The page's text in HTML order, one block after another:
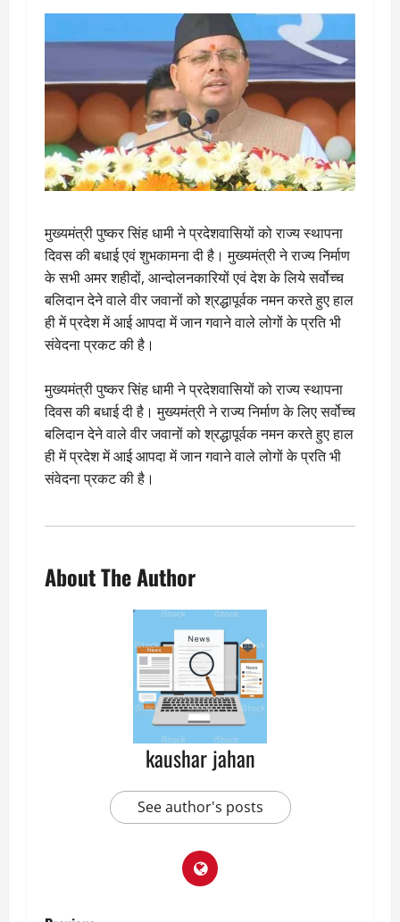
मुख्यमंत्री पुष्कर सिंह धामी ने प्रदेशवासियों को राज्य स्थापना
दिवस की बधाई एवं शुभकामना दी है। मुख्यमंत्री ने राज्य निर्माण
के सभी अमर शहीदों, आन्दोलनकारियों एवं देश के लिये सर्वोच्च
बलिदान देने वाले वीर जवानों को श्रद्धापूर्वक नमन करते हुए हाल
ही में प्रदेश में आई आपदा में जान गवाने वाले लोगों के प्रति भी
संवेदना प्रकट की है।
मुख्यमंत्री पुष्कर सिंह धामी ने प्रदेशवासियों को राज्य स्थापना
दिवस की बधाई दी है। मुख्यमंत्री ने राज्य निर्माण के लिए सर्वोच्च
बलिदान देने वाले वीर जवानों को श्रद्धापूर्वक नमन करते हुए हाल
ही में प्रदेश में आई आपदा में जान गवाने वाले लोगों के प्रति भी
संवेदना प्रकट की है।
About The Author
kaushar jahan
See author's posts